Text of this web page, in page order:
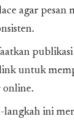
agar pesan
untuk
online.
langkah ini